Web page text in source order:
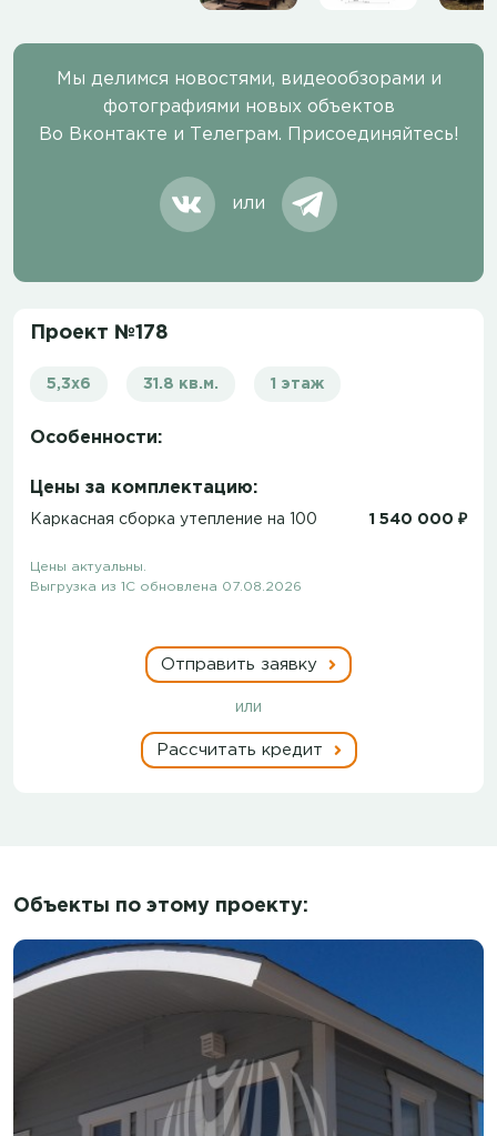
Мы делимся новостями, видеообзорами и
фотографиями новых объектов
Во Вконтакте и Телеграм. Присоединяйтесь!
или
Проект №178
5,3х6 31.8 кв.м. 1 этаж
Особенности:
Цены за комплектацию:
Каркасная сборка утепление на 100 1 540 000 ₽
Цены актуальны.
Выгрузка из 1С обновлена 07.08.2026
Отправить заявку
или
Рассчитать кредит
Объекты по этому проекту: